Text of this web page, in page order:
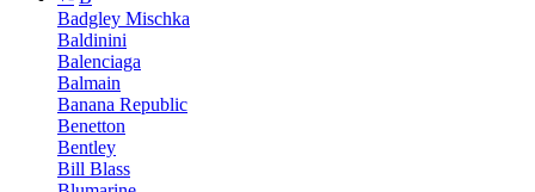
Badgley Mischka
Baldinini
Balenciaga
Balmain
Banana Republic
Benetton
Bentley
Bill Blass